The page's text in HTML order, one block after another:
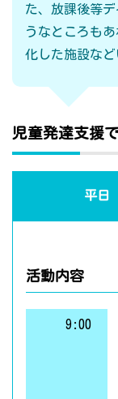
た、放課後等
うなところも
化した施設など
児童発達支援
平日
活動内容
9:00